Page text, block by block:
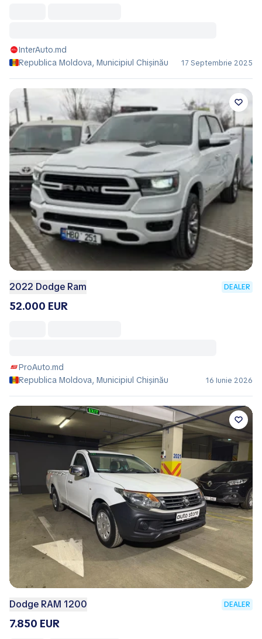
InterAuto.md
Republica Moldova, Municipiul Chișinău
17 Septembrie 2025
2022 Dodge Ram DEALER
52.000 EUR
ProAuto.md
Republica Moldova, Municipiul Chișinău
16 Iunie 2026
Dodge RAM 1200 DEALER
7.850 EUR